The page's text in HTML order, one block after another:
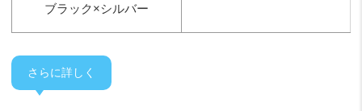
ブラック×シルバー
さらに詳しく